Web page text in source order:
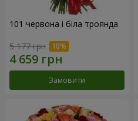
101 червона і біла троянда
5 177 грн
Замовити